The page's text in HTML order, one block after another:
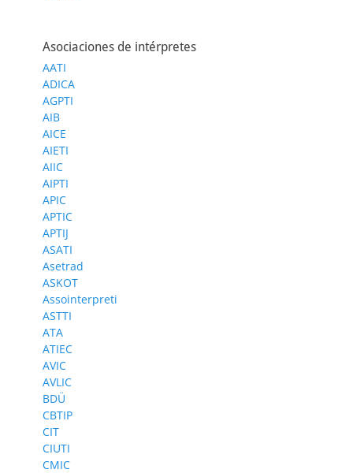
Asociaciones de intérpretes
AATI
ADICA
AGPTI
AIB
AICE
AIETI
AIIC
AIPTI
APIC
APTIC
APTIJ
ASATI
Asetrad
ASKOT
Assointerpreti
ASTTI
ATA
ATIEC
AVIC
AVLIC
BDÜ
CBTIP
CIT
CIUTI
CMIC